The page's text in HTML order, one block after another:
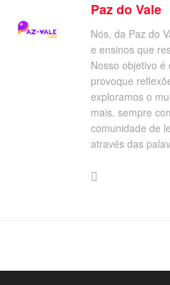
Paz do Vale
Nós, da Paz do
e ensinos que
Nosso objetivo
provoque
exploramos o
mais, sempre
comunidade de
através das